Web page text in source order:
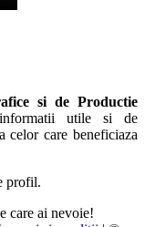
si de Productie
utile si de
celor care beneficiaza
profil.
care ai nevoie!